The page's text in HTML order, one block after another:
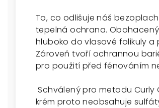
To, co odlišuje náš
tepelná ochrana.
hluboko do vlasové folikuly
Zároveň tvoří ochrannou
pro použití před fénováním
Schválený pro metodu Curly
krém proto neobsahuje